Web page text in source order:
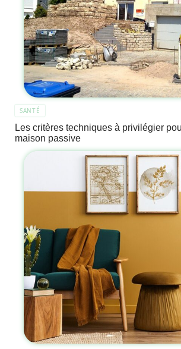
SANTÉ
Les critères techniques à privilégier
maison passive